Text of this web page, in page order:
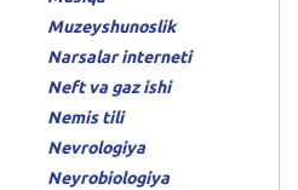
Muzeyshunoslik
Narsalar interneti
Neft va gaz ishi
Nemis tili
Nevrologiya
Neyrobiologiya